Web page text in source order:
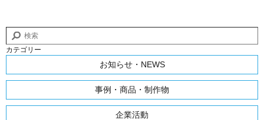
カテゴリー
お知らせ・NEWS
事例・商品・制作物
企業活動